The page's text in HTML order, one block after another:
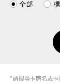
全部
*請搜尋卡牌名或卡